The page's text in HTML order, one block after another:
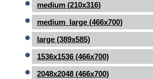
medium (210x316)
medium_large (466x700)
large (389x585)
1536x1536 (466x700)
2048x2048 (466x700)